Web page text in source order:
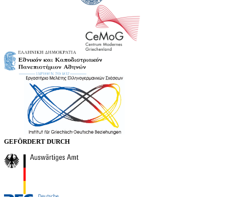
GEFÖRDERT DURCH